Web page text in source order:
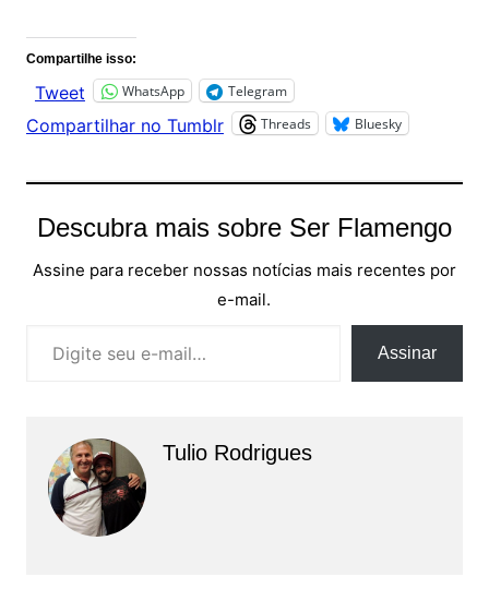
Compartilhe isso:
Tweet WhatsApp Telegram
Compartilhar no Tumblr Threads Bluesky
Descubra mais sobre Ser Flamengo
Assine para receber nossas notícias mais recentes por
e-mail.
Assinar
Tulio Rodrigues